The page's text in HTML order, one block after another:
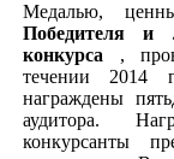
Медалью,
Победителя и
конкурса ,
течении 2014
награждены
аудитора.
конкурсанты